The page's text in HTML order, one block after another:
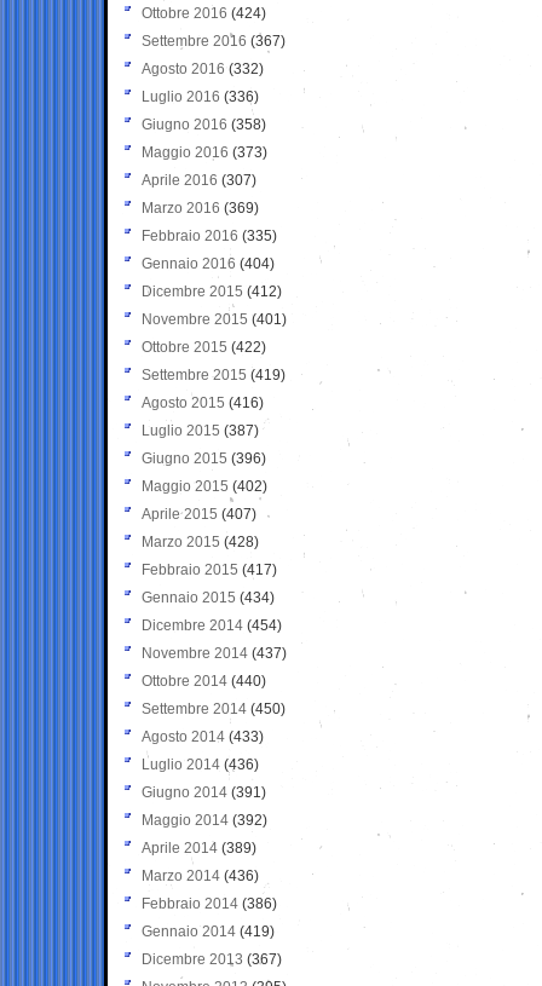
Ottobre 2016 (424)
Settembre 2016 (367)
Agosto 2016 (332)
Luglio 2016 (336)
Giugno 2016 (358)
Maggio 2016 (373)
Aprile 2016 (307)
Marzo 2016 (369)
Febbraio 2016 (335)
Gennaio 2016 (404)
Dicembre 2015 (412)
Novembre 2015 (401)
Ottobre 2015 (422)
Settembre 2015 (419)
Agosto 2015 (416)
Luglio 2015 (387)
Giugno 2015 (396)
Maggio 2015 (402)
Aprile 2015 (407)
Marzo 2015 (428)
Febbraio 2015 (417)
Gennaio 2015 (434)
Dicembre 2014 (454)
Novembre 2014 (437)
Ottobre 2014 (440)
Settembre 2014 (450)
Agosto 2014 (433)
Luglio 2014 (436)
Giugno 2014 (391)
Maggio 2014 (392)
Aprile 2014 (389)
Marzo 2014 (436)
Febbraio 2014 (386)
Gennaio 2014 (419)
Dicembre 2013 (367)